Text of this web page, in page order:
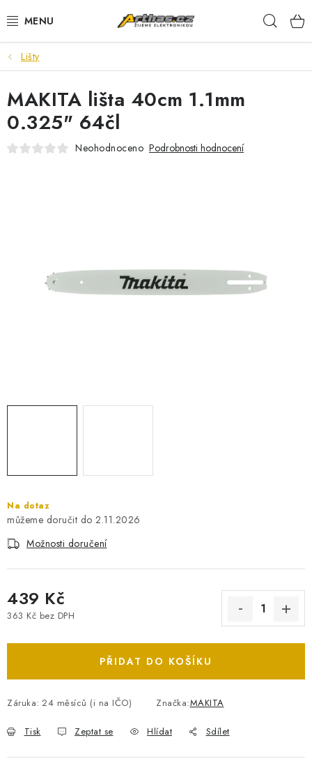
na
TELEFONY, TABLETY
POČÍTAČE, NOTEBOOKY
PRO HRÁČE
Lišty
Na dotaz
2.11.2026
Možnosti doručení
439 Kč
363 Kč bez DPH
PŘIDAT DO KOŠÍKU
Záruka: 24 měsíců (i na IČO) Značka:MAKITA
Tisk Zeptat se Hlídat Sdílet
MAKITA lišta 40cm 1.1mm
0.325" 64čl
Neohodnoceno Podrobnosti hodnocení